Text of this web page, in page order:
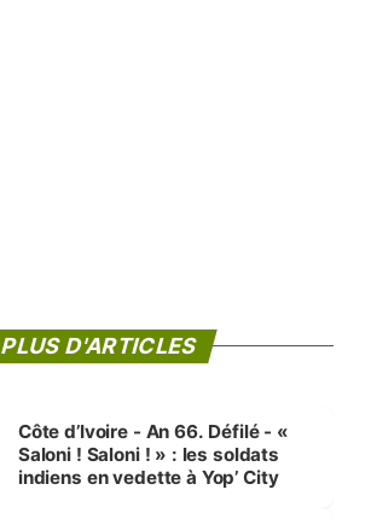
PLUS D'ARTICLES
Côte d’Ivoire - An 66. Défilé - «
Saloni ! Saloni ! » : les soldats
indiens en vedette à Yop’ City